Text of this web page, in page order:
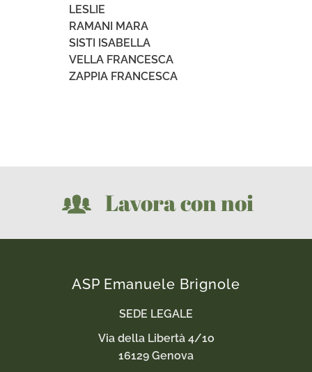
LESLIE
RAMANI MARA
SISTI ISABELLA
VELLA FRANCESCA
ZAPPIA FRANCESCA
Lavora con noi
ASP Emanuele Brignole
SEDE LEGALE
Via della Libertà 4/1o
16129 Genova